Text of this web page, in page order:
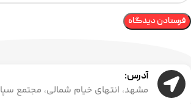
آدرس:
مشهد، انتهای خیام شمالی، مجتمع